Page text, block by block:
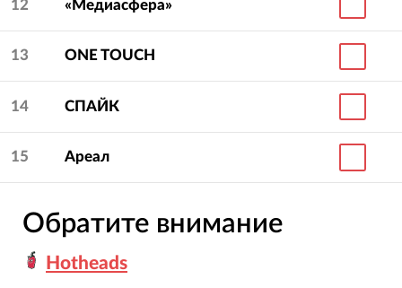
12 «Медиасфера»
13 ONE TOUCH
14 СПАЙК
15 Ареал
Обратите внимание
Hotheads